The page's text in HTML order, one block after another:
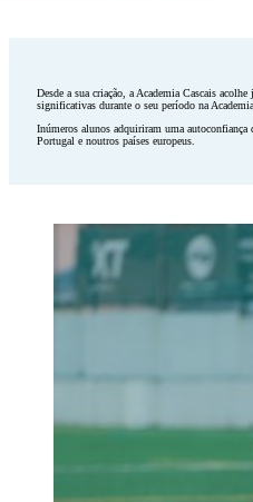
Desde a sua criação, a Academia Cascais
significativas durante o seu período na Academia.
Inúmeros alunos adquiriram uma autoconfiança
Portugal e noutros países europeus.